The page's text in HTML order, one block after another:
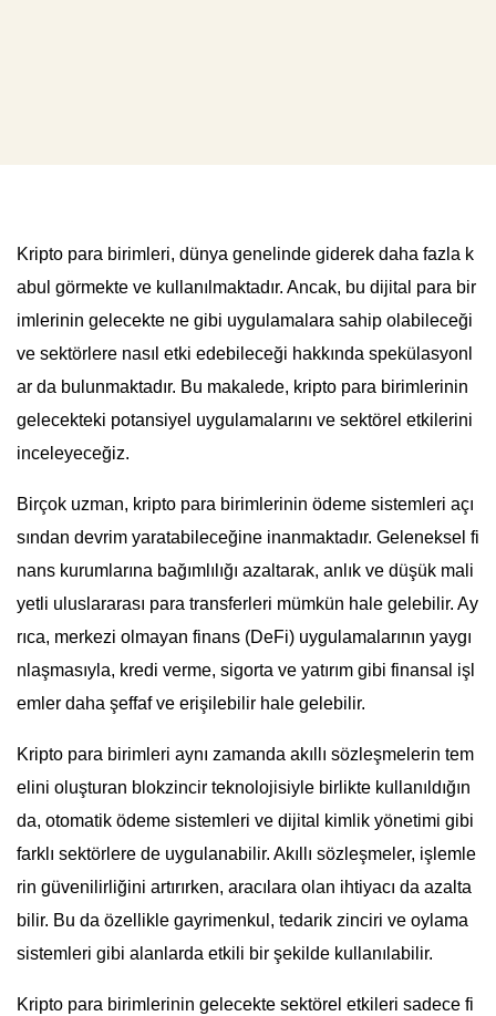
Kripto para birimleri, dünya genelinde giderek daha fazla k
abul görmekte ve kullanılmaktadır. Ancak, bu dijital para bir
imlerinin gelecekte ne gibi uygulamalara sahip olabileceği
ve sektörlere nasıl etki edebileceği hakkında spekülasyonl
ar da bulunmaktadır. Bu makalede, kripto para birimlerinin
gelecekteki potansiyel uygulamalarını ve sektörel etkilerini
inceleyeceğiz.
Birçok uzman, kripto para birimlerinin ödeme sistemleri açı
sından devrim yaratabileceğine inanmaktadır. Geleneksel fi
nans kurumlarına bağımlılığı azaltarak, anlık ve düşük mali
yetli uluslararası para transferleri mümkün hale gelebilir. Ay
rıca, merkezi olmayan finans (DeFi) uygulamalarının yaygı
nlaşmasıyla, kredi verme, sigorta ve yatırım gibi finansal işl
emler daha şeffaf ve erişilebilir hale gelebilir.
Kripto para birimleri aynı zamanda akıllı sözleşmelerin tem
elini oluşturan blokzincir teknolojisiyle birlikte kullanıldığın
da, otomatik ödeme sistemleri ve dijital kimlik yönetimi gibi
farklı sektörlere de uygulanabilir. Akıllı sözleşmeler, işlemle
rin güvenilirliğini artırırken, aracılara olan ihtiyacı da azalta
bilir. Bu da özellikle gayrimenkul, tedarik zinciri ve oylama
sistemleri gibi alanlarda etkili bir şekilde kullanılabilir.
Kripto para birimlerinin gelecekte sektörel etkileri sadece fi